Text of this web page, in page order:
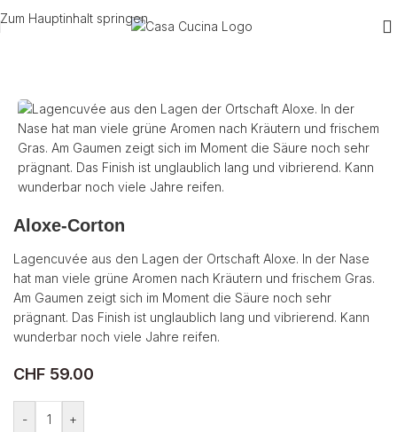
Zum Hauptinhalt springen
Aloxe-Corton
Lagencuvée aus den Lagen der Ortschaft Aloxe. In der Nase
hat man viele grüne Aromen nach Kräutern und frischem Gras.
Am Gaumen zeigt sich im Moment die Säure noch sehr
prägnant. Das Finish ist unglaublich lang und vibrierend. Kann
wunderbar noch viele Jahre reifen.
CHF 59.00
- +